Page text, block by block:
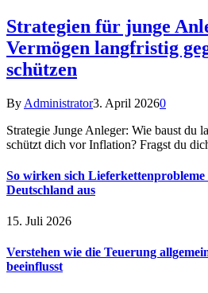
Strategien für junge
Vermögen langfristig
schützen
By Administrator3. April 20260
Strategie Junge Anleger: Wie baust du
schützt dich vor Inflation? Fragst du
So wirken sich
Deutschland aus
15. Juli 2026
Verstehen wie die Teuerung
beeinflusst